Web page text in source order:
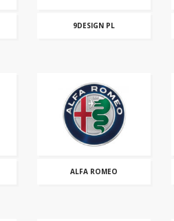
9DESIGN PL
ALFA ROMEO